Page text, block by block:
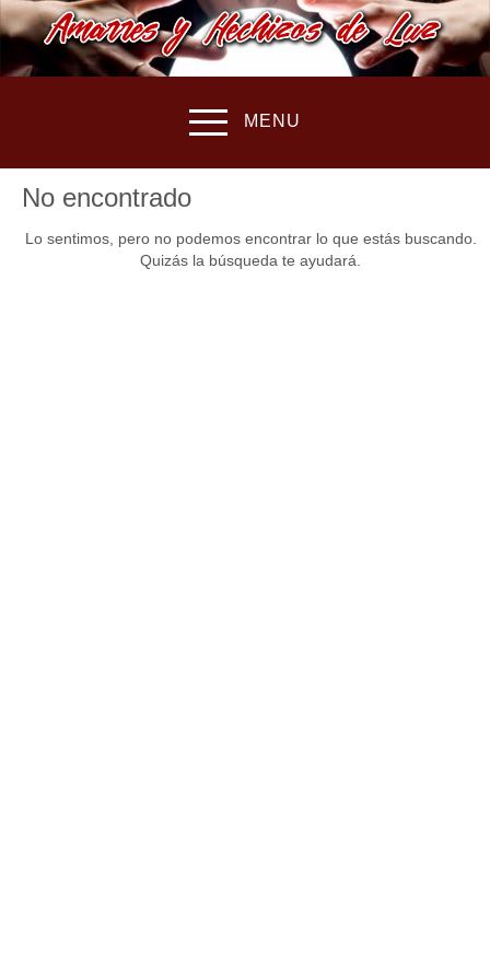
MENU
No encontrado
Lo sentimos, pero no podemos encontrar lo que estás buscando.
Quizás la búsqueda te ayudará.